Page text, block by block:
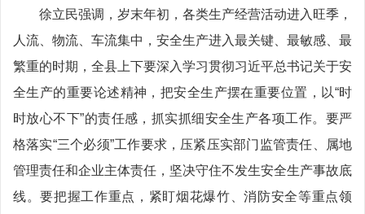
徐立民强调，岁末年初，各类生产经营活动进入旺季，
人流、物流、车流集中，安全生产进入最关键、最敏感、最
繁重的时期，全县上下要深入学习贯彻习近平总书记关于安
全生产的重要论述精神，把安全生产摆在重要位置，以“时
时放心不下”的责任感，抓实抓细安全生产各项工作。要严
格落实“三个必须”工作要求，压紧压实部门监管责任、属地
管理责任和企业主体责任，坚决守住不发生安全生产事故底
线。要把握工作重点，紧盯烟花爆竹、消防安全等重点领